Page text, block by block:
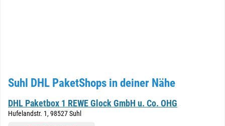
Suhl DHL PaketShops in deiner Nähe
DHL Paketbox 1 REWE Glock GmbH u. Co. OHG
Hufelandstr. 1, 98527 Suhl